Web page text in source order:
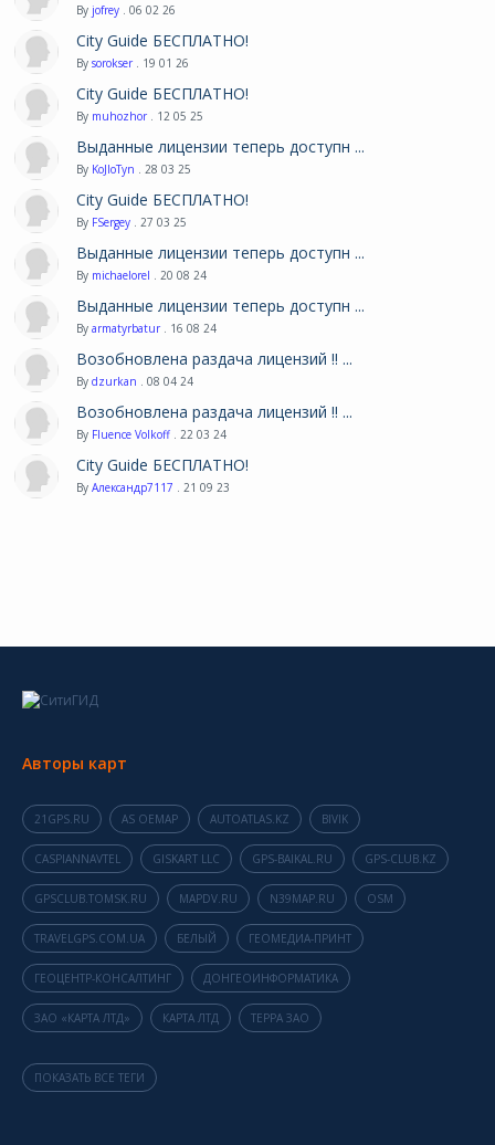
By jofrey . 06 02 26
City Guide БЕСПЛАТНО!
By sorokser . 19 01 26
City Guide БЕСПЛАТНО!
By muhozhor . 12 05 25
Выданные лицензии теперь доступн ...
By KoJIoTyn . 28 03 25
City Guide БЕСПЛАТНО!
By FSergey . 27 03 25
Выданные лицензии теперь доступн ...
By michaelorel . 20 08 24
Выданные лицензии теперь доступн ...
By armatyrbatur . 16 08 24
Возобновлена раздача лицензий !! ...
By dzurkan . 08 04 24
Возобновлена раздача лицензий !! ...
By Fluence Volkoff . 22 03 24
City Guide БЕСПЛАТНО!
By Александр7117 . 21 09 23
Авторы карт
21GPS.RU AS OEMAP AUTOATLAS.KZ BIVIK
CASPIANNAVTEL GISKART LLC GPS-BAIKAL.RU GPS-CLUB.KZ
GPSCLUB.TOMSK.RU MAPDV.RU N39MAP.RU OSM
TRAVELGPS.COM.UA БЕЛЫЙ ГЕОМЕДИА-ПРИНТ
ГЕОЦЕНТР-КОНСАЛТИНГ ДОНГЕОИНФОРМАТИКА
ЗАО «КАРТА ЛТД» КАРТА ЛТД ТЕРРА ЗАО
ПОКАЗАТЬ ВСЕ ТЕГИ